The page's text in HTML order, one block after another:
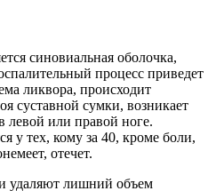
синовиальная оболочка,
процесс приведет
ликвора, происходит
суставной сумки, возникает
левой или правой ноге.
у тех, кому за 40, кроме боли,
отечет.
удаляют лишний объем